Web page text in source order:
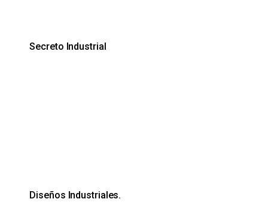
Secreto Industrial
Diseños Industriales.